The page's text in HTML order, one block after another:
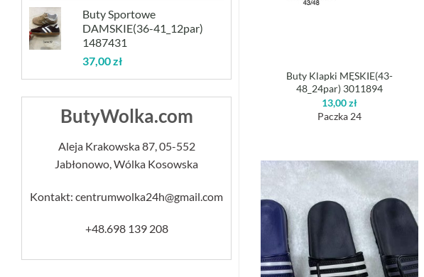
Buty Sportowe
DAMSKIE(36-41_12par)
1487431
37,00zł
ButyWolka.com
Aleja Krakowska 87, 05-552
Jabłonowo, Wólka Kosowska
Kontakt: centrumwolka24h@gmail.com
+48.698 139 208
Buty Klapki MĘSKIE(43-
48_24par) 3011894
13,00zł
Paczka 24